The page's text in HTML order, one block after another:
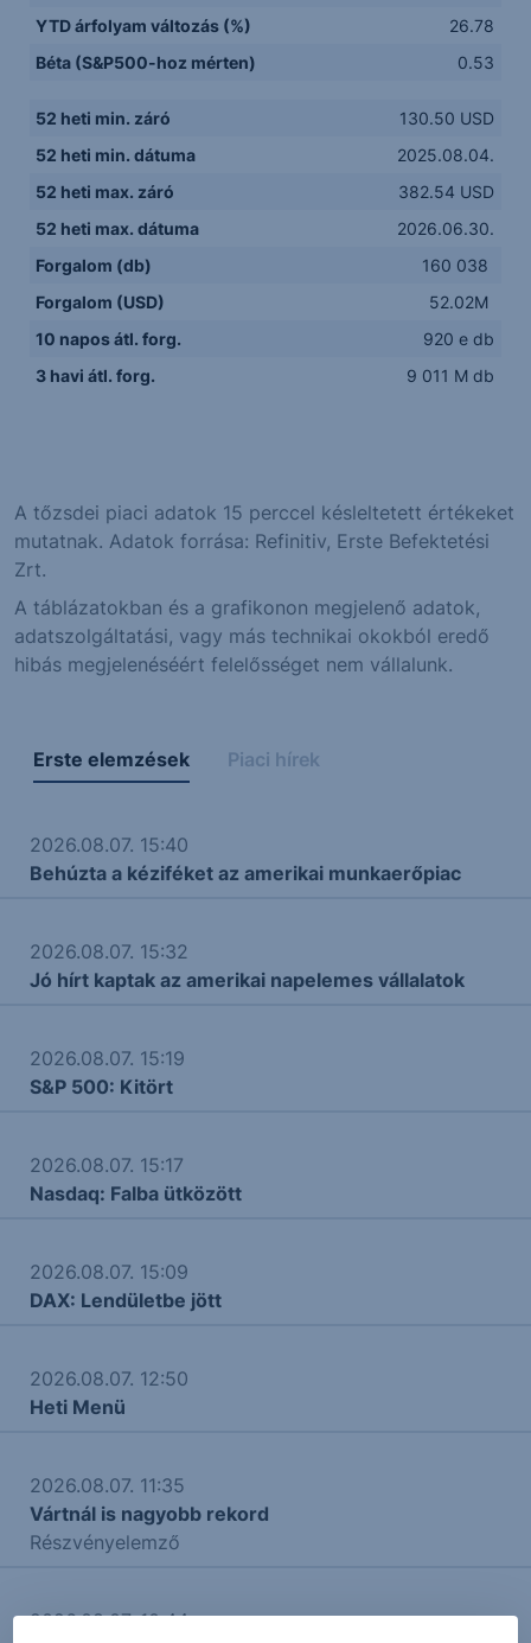
YTD árfolyam változás (%)
26.78
Béta (S&P500-hoz mérten)
0.53
52 heti min. záró
130.50 USD
52 heti min. dátuma
2025.08.04.
52 heti max. záró
382.54 USD
52 heti max. dátuma
2026.06.30.
Forgalom (db)
160 038
Forgalom (USD)
52.02M
10 napos átl. forg.
920 e db
3 havi átl. forg.
9 011 M db
A tőzsdei piaci adatok 15 perccel késleltetett értékeket
mutatnak. Adatok forrása: Refinitiv, Erste Befektetési
Zrt.
A táblázatokban és a grafikonon megjelenő adatok,
adatszolgáltatási, vagy más technikai okokból eredő
hibás megjelenéséért felelősséget nem vállalunk.
Erste elemzések Piaci hírek
2026.08.07. 15:40
Behúzta a kéziféket az amerikai munkaerőpiac
2026.08.07. 15:32
Jó hírt kaptak az amerikai napelemes vállalatok
2026.08.07. 15:19
S&P 500: Kitört
2026.08.07. 15:17
Nasdaq: Falba ütközött
2026.08.07. 15:09
DAX: Lendületbe jött
2026.08.07. 12:50
Heti Menü
2026.08.07. 11:35
Vártnál is nagyobb rekord
Részvényelemző
2026.08.07. 10:44